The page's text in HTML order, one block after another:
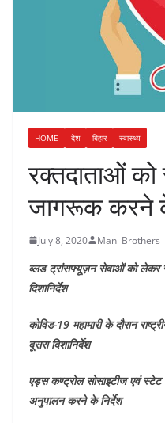
HOME देश बिहार स्वास्थ्य
रक्तदाताओं
जागरूक करने
July 8, 2020 Mani Brothers
ब्लड ट्रांसफ्यूज़न सेवाओं को लेकर
दिशानिर्देश
कोविड-19 महामारी के दौरान
दूसरा दिशानिर्देश
एड्स कण्ट्रोल सोसाइटीज एवं स्टेट
अनुपालन करने के निर्देश